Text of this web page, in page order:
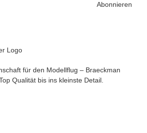
Abonnieren
für den Modellflug – Braeckman
Qualität bis ins kleinste Detail.